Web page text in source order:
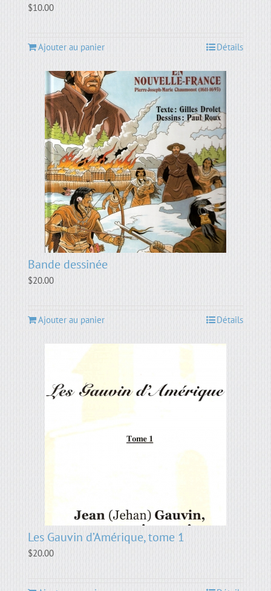
$10.00
Ajouter au panier Détails
Bande dessinée
$20.00
Ajouter au panier Détails
Les Gauvin d’Amérique, tome 1
$20.00